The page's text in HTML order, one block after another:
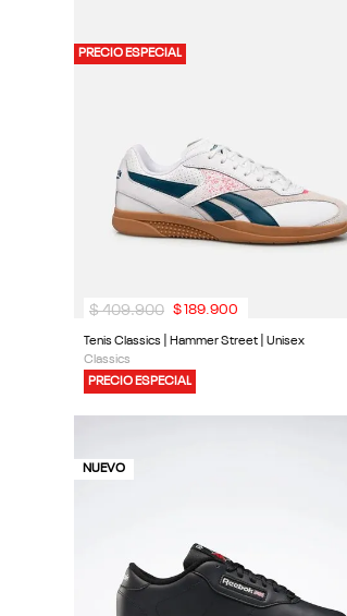
PRECIO ESPECIAL
Tenis Classics | Hammer Street | Unisex
Classics
PRECIO ESPECIAL
$ 409.900 $ 189.900
NUEVO